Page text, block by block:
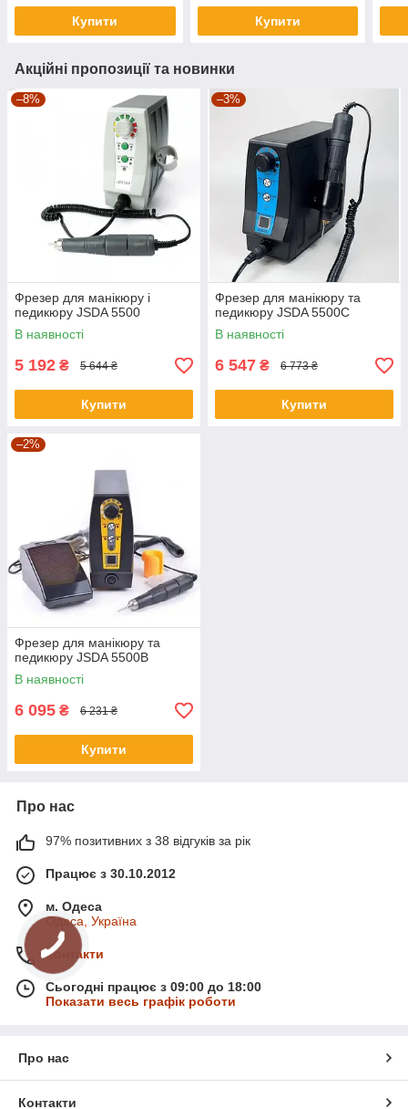
Купити Купити
Акційні пропозиції та новинки
–8%
Фрезер для манікюру і
педикюру JSDA 5500
В наявності
5 192 ₴ 5 644 ₴
Купити
–3%
Фрезер для манікюру та
педикюру JSDA 5500C
В наявності
6 547 ₴ 6 773 ₴
Купити
–2%
Фрезер для манікюру та
педикюру JSDA 5500В
В наявності
6 095 ₴ 6 231 ₴
Купити
Про нас
97% позитивних з 38 відгуків за рік
Працює з 30.10.2012
м. Одеса
Одеса, Україна
Контакти
Сьогодні працює з 09:00 до 18:00
Показати весь графік роботи
Про нас
Контакти